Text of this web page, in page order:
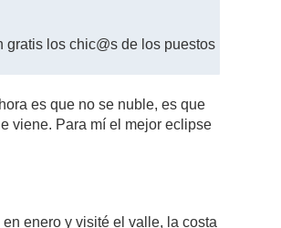
gratis los chic@s de los puestos
es que no se nuble, es que
viene. Para mí el mejor eclipse
enero y visité el valle, la costa